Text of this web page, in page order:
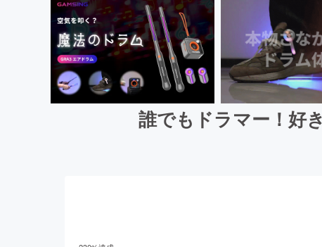
誰でもドラマー！好